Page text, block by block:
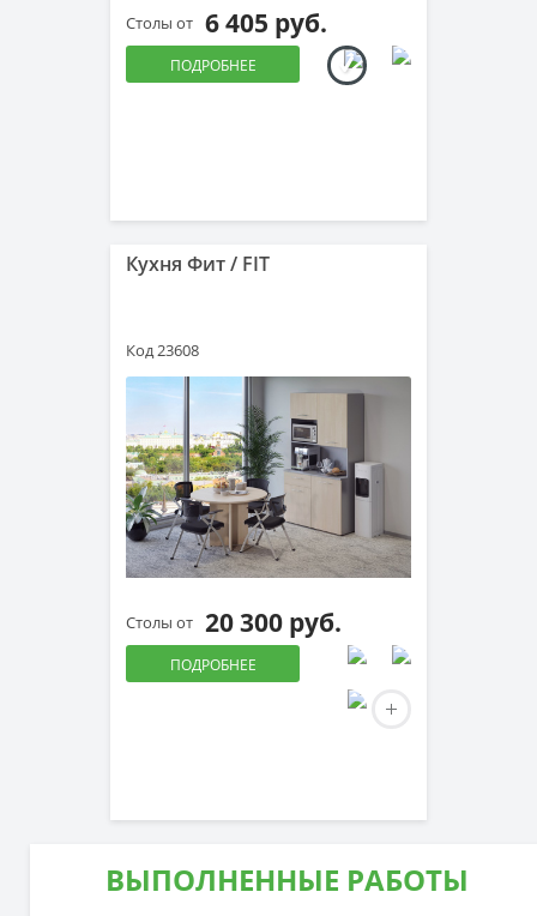
Столы от 6 405 руб.
ПОДРОБНЕЕ
Кухня Фит / FIT
Код 23608
Столы от 20 300 руб.
ПОДРОБНЕЕ
ВЫПОЛНЕННЫЕ РАБОТЫ